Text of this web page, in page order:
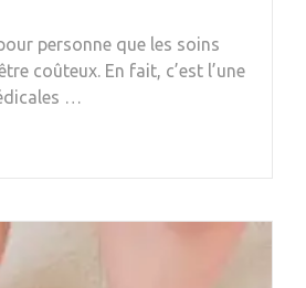
personne que les soins
coûteux. En fait, c’est l’une
…